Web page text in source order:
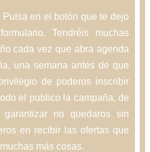
en el botón que te dejo
Tendréis muchas
cada vez que abra agenda
una semana antes de que
de poderos inscribir
el publico la campaña, de
no quedaros sin
en recibir las ofertas que
más cosas.